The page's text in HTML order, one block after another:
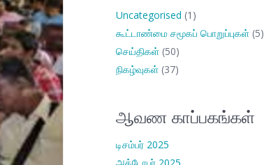
Uncategorised (1)
கூட்டாண்மை சமூகப் பொறுப்புகள்(5)
செய்திகள்(50)
நிகழ்வுகள்(37)
ஆவண காப்பகங்கள்
டிசம்பர் 2025